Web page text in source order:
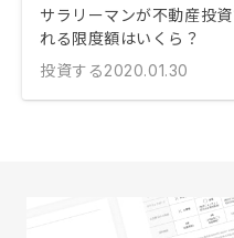
サラリーマンが不動産投
れる限度額はいくら？
投資する2020.01.30